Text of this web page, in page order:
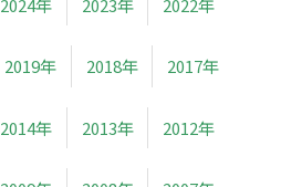
2024年 2023年 2022年
2019年 2018年 2017年
2014年 2013年 2012年